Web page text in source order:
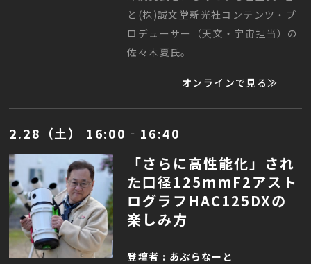
と(株)誠文堂新光社コンテンツ・プ
ロデューサー（天文・宇宙担当）の
佐々木夏氏。
オンラインで見る≫
2.28（土） 16:00‐16:40
「さらに高性能化」され
た口径125mmF2アスト
ログラフHAC125DXの
楽しみ方
登壇者 : あぷらなーと